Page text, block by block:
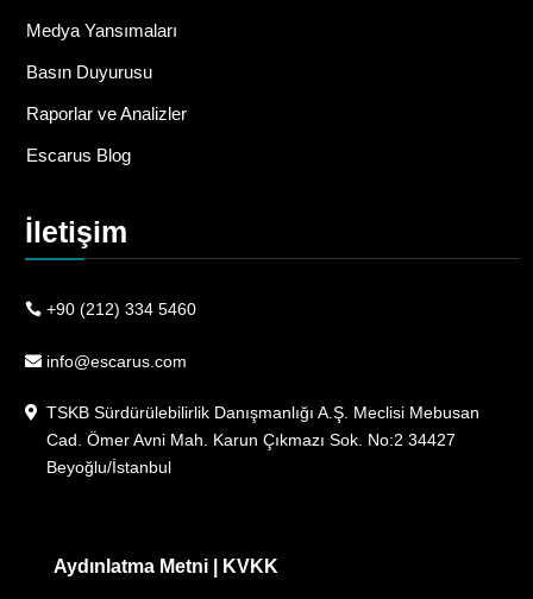
Medya Yansımaları
Basın Duyurusu
Raporlar ve Analizler
Escarus Blog
İletişim
+90 (212) 334 5460
info@escarus.com
TSKB Sürdürülebilirlik Danışmanlığı A.Ş. Meclisi Mebusan
Cad. Ömer Avni Mah. Karun Çıkmazı Sok. No:2 34427
Beyoğlu/İstanbul
Aydınlatma Metni| KVKK